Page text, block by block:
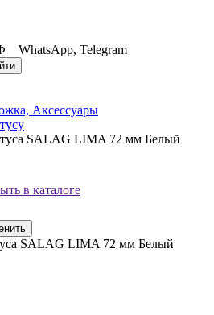
WhatsApp, Telegram
Аксессуары
SALAG LIMA 72 мм Белый
в каталоге
SALAG LIMA 72 мм Белый